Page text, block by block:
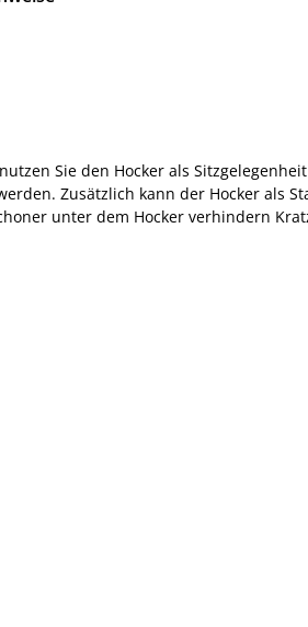
Sie den Hocker als
Zusätzlich kann der Hocker als
unter dem Hocker verhindern